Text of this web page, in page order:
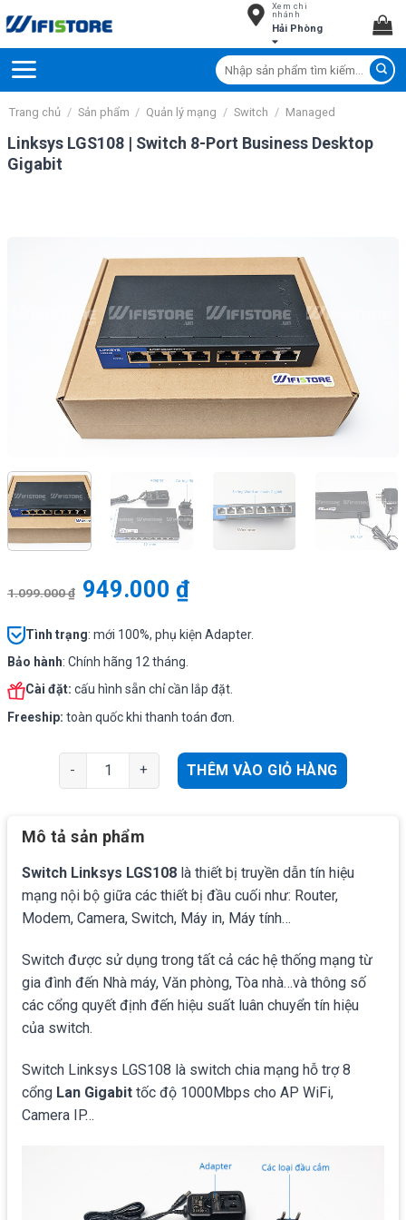
to
Xem chi
nhánh
Hải Phòng
Tìm
kiếm:
Trang chủ / Sản phẩm / Quản lý mạng / Switch / Managed
Linksys LGS108 | Switch 8-Port Business Desktop
Gigabit
1.099.000₫ 949.000₫
Tình trạng: mới 100%, phụ kiện Adapter.
Bảo hành: Chính hãng 12 tháng.
Cài đặt: cấu hình sẵn chỉ cần lắp đặt.
Freeship: toàn quốc khi thanh toán đơn.
Linksys LGS108 | Switch 8-Port Business Desktop
THÊM VÀO GIỎ HÀNG
Mô tả sản phẩm
Switch Linksys LGS108 là thiết bị truyền dẫn tín hiệu
mạng nội bộ giữa các thiết bị đầu cuối như: Router,
Modem, Camera, Switch, Máy in, Máy tính…
Switch được sử dụng trong tất cả các hệ thống mạng từ
gia đình đến Nhà máy, Văn phòng, Tòa nhà…và thông số
các cổng quyết định đến hiệu suất luân chuyển tín hiệu
của switch.
Switch Linksys LGS108 là switch chia mạng hỗ trợ 8
cổng Lan Gigabit tốc độ 1000Mbps cho AP WiFi,
Camera IP…